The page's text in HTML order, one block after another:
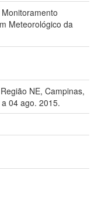
Meteorológico da
NE, Campinas,
04 ago. 2015.